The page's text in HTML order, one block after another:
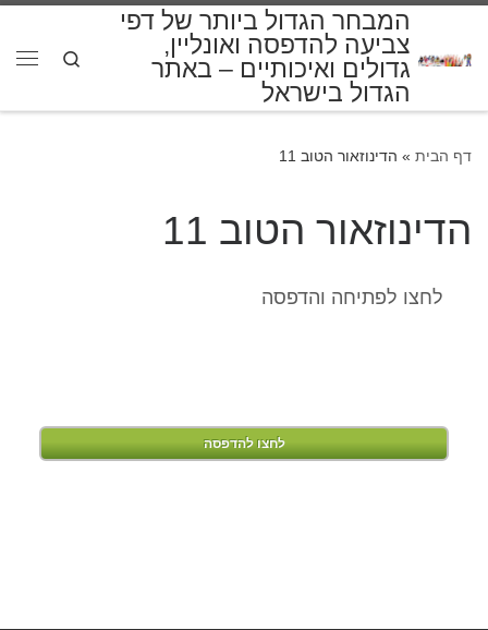
המבחר הגדול ביותר של דפי
צביעה להדפסה ואונליין,
גדולים ואיכותיים – באתר
הגדול בישראל
Search
דף הבית » הדינוזאור הטוב 11
הדינוזאור הטוב 11
לחצו לפתיחה והדפסה
לחצו להדפסה